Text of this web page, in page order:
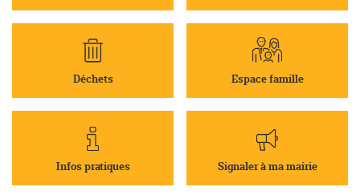
Déchets Espace famille
Infos pratiques Signaler à ma mairie